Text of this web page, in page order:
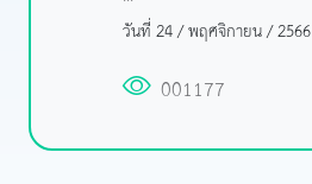
วันที่ 24 / พฤศจิกายน / 2566
001177